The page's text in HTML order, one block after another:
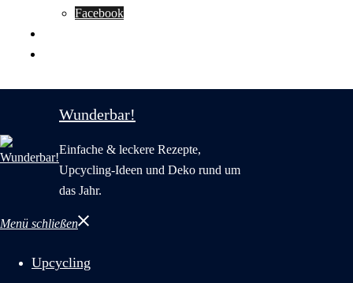
Facebook
Wunderbar!
Einfache & leckere Rezepte,
Upcycling-Ideen und Deko rund um
das Jahr.
Menü schließen
Upcycling